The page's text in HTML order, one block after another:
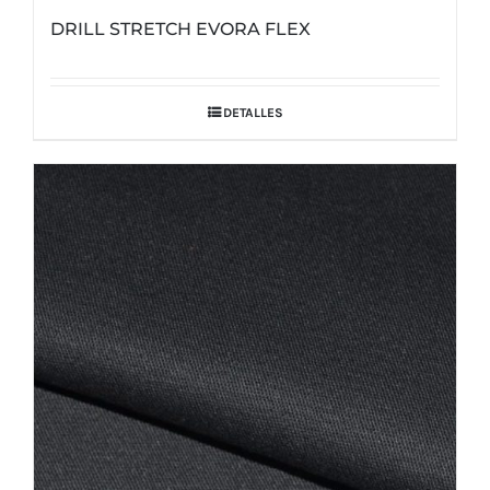
DRILL STRETCH EVORA FLEX
DETALLES